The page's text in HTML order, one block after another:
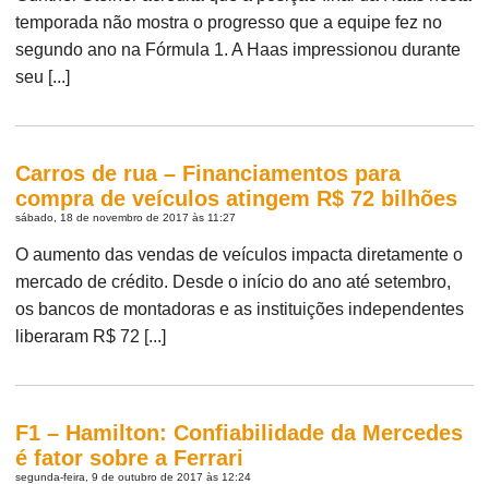
temporada não mostra o progresso que a equipe fez no
segundo ano na Fórmula 1. A Haas impressionou durante
seu [...]
Carros de rua – Financiamentos para
compra de veículos atingem R$ 72 bilhões
sábado, 18 de novembro de 2017 às 11:27
O aumento das vendas de veículos impacta diretamente o
mercado de crédito. Desde o início do ano até setembro,
os bancos de montadoras e as instituições independentes
liberaram R$ 72 [...]
F1 – Hamilton: Confiabilidade da Mercedes
é fator sobre a Ferrari
segunda-feira, 9 de outubro de 2017 às 12:24